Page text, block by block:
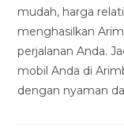
mudah, harga
menghasilkan
perjalanan Anda.
mobil Anda di
dengan nyaman